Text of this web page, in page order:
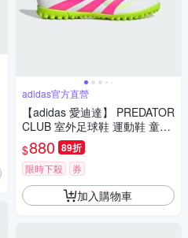
adidas官方直營
【adidas 愛迪達】 PREDATOR
CLUB 室外足球鞋 運動鞋 童鞋
ID3808
$880 89折
限時下殺 券
加入購物車